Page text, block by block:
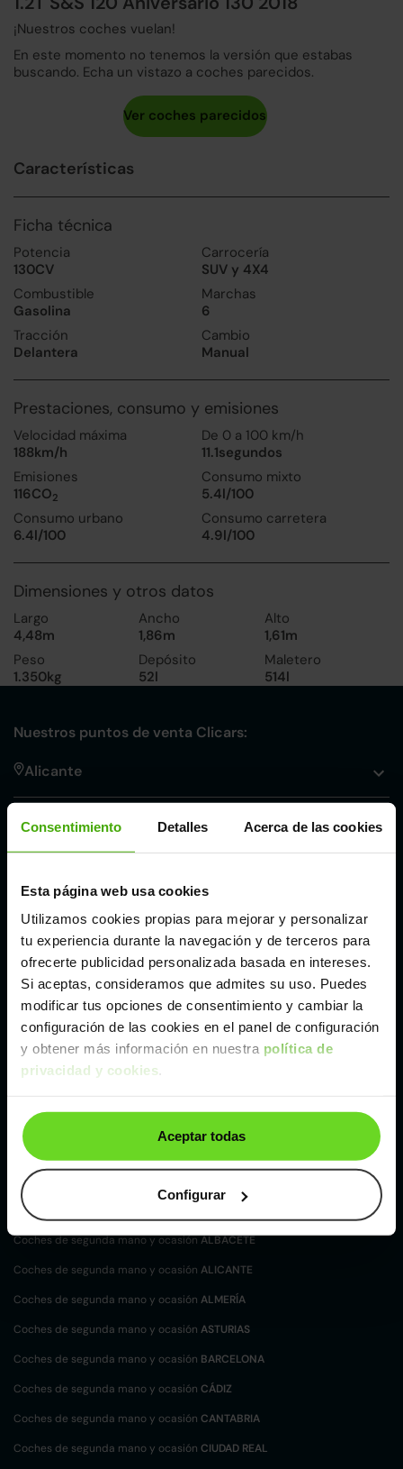
Consentimiento Detalles Acerca de las cookies
Esta página web usa cookies
Utilizamos cookies propias para mejorar y personalizar
tu experiencia durante la navegación y de terceros para
ofrecerte publicidad personalizada basada en intereses.
Si aceptas, consideramos que admites su uso. Puedes
modificar tus opciones de consentimiento y cambiar la
configuración de las cookies en el panel de configuración
y obtener más información en nuestra política de
privacidad y cookies.
Aceptar todas
Configurar
¡Nuestros coches vuelan!
En este momento no tenemos la versión que estabas
buscando. Echa un vistazo a coches parecidos.
Características
Ficha técnica
Potencia
130CV
Carrocería
SUV y 4X4
Combustible
Gasolina
Marchas
6
Tracción
Delantera
Cambio
Manual
Prestaciones, consumo y emisiones
Velocidad máxima
188km/h
De 0 a 100 km/h
11.1segundos
Emisiones
116CO2
Consumo mixto
5.4l/100
Consumo urbano
6.4l/100
Consumo carretera
4.9l/100
Dimensiones y otros datos
Largo
4,48m
Ancho
1,86m
Alto
1,61m
Peso
1.350kg
Depósito
52l
Maletero
514l
Nuestros puntos de venta Clicars:
Alicante
Córdoba
Madrid
Málaga
Valencia
Zaragoza
Ver Opel Grandland X de segunda mano y ocasión
Opel Grandland X de segunda mano y ocasión
Coches de segunda mano y ocasión por
localización
Coches de segunda mano y ocasiónALBACETE
Coches de segunda mano y ocasión ALICANTE
Coches de segunda mano y ocasión ALMERÍA
Coches de segunda mano y ocasión ASTURIAS
Coches de segunda mano y ocasión BARCELONA
Coches de segunda mano y ocasión CÁDIZ
Coches de segunda mano y ocasión CANTABRIA
Coches de segunda mano y ocasión CIUDAD REAL